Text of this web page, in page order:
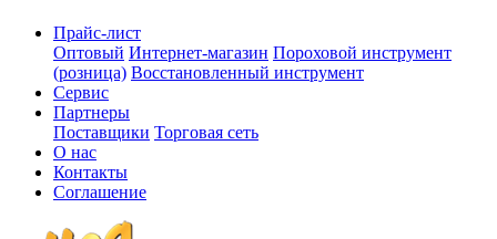
Прайс-лист
Оптовый Интернет-магазин Пороховой инструмент
(розница) Восстановленный инструмент
Сервис
Партнеры
Поставщики Торговая сеть
О нас
Контакты
Соглашение